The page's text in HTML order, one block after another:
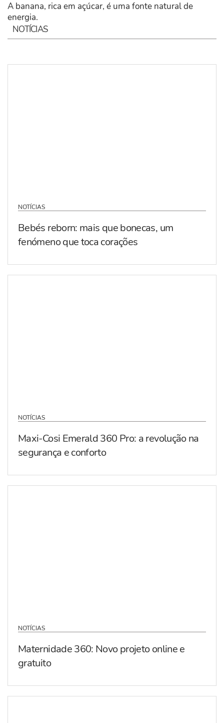
A banana, rica em açúcar, é uma fonte natural de
energia.
NOTÍCIAS
NOTÍCIAS
Bebés reborn: mais que bonecas, um
fenómeno que toca corações
NOTÍCIAS
Maxi-Cosi Emerald 360 Pro: a revolução na
segurança e conforto
NOTÍCIAS
Maternidade 360: Novo projeto online e
gratuito